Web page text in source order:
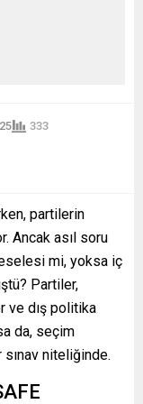
333
partilerin
Ancak asıl soru
mi, yoksa iç
Partiler,
ve dış politika
da, seçim
niteliğinde.